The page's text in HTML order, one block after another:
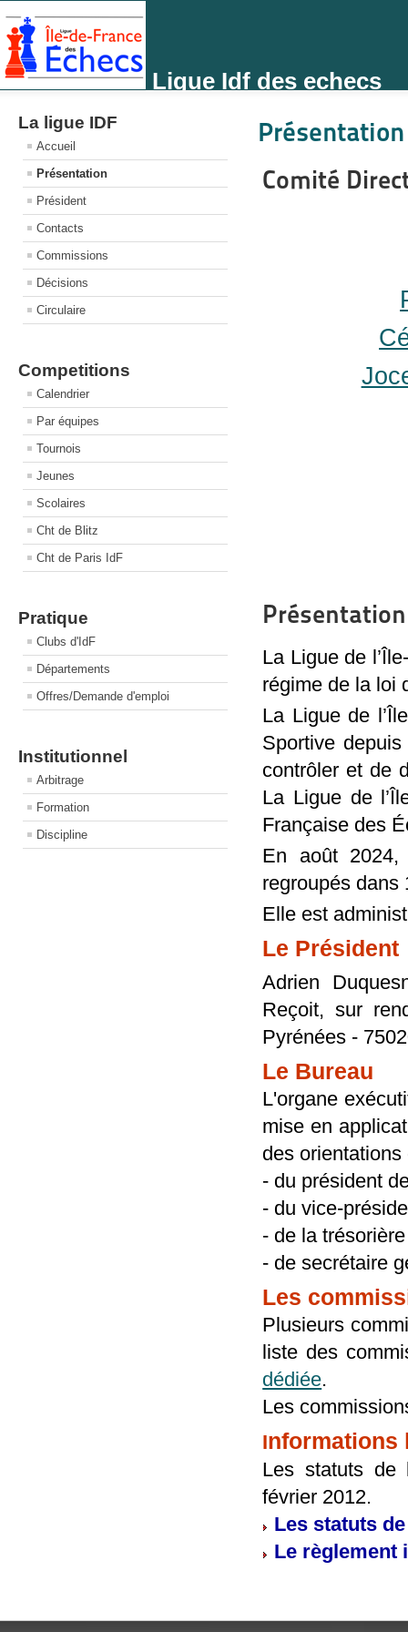
Ligue Idf des echecs
La ligue IDF
Accueil
Présentation
Président
Contacts
Commissions
Décisions
Circulaire
Competitions
Calendrier
Par équipes
Tournois
Jeunes
Scolaires
Cht de Blitz
Cht de Paris IdF
Pratique
Clubs d'IdF
Départements
Offres/Demande d'emploi
Institutionnel
Arbitrage
Formation
Discipline
Présentation
Comité
La Ligue de
régime de la loi
La Ligue de
Sportive
contrôler et de
La Ligue de
Française des
En août
regroupés dans
Elle est
Le Président
Adrien
Reçoit, sur
Pyrénées -
Le Bureau
L'organe
mise en
des
- du président
- du vice-
- de la
- de secrétaire
Les
Plusieurs
liste des
dédiée.
Les
Informations
Les statuts de
février 2012.
Les statuts
Le règlement